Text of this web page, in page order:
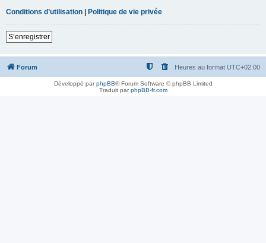
Conditions d’utilisation | Politique de vie privée
S’enregistrer
Forum Heures au format UTC+02:00
Développé parphpBB® Forum Software © phpBB Limited
Traduit parphpBB-fr.com